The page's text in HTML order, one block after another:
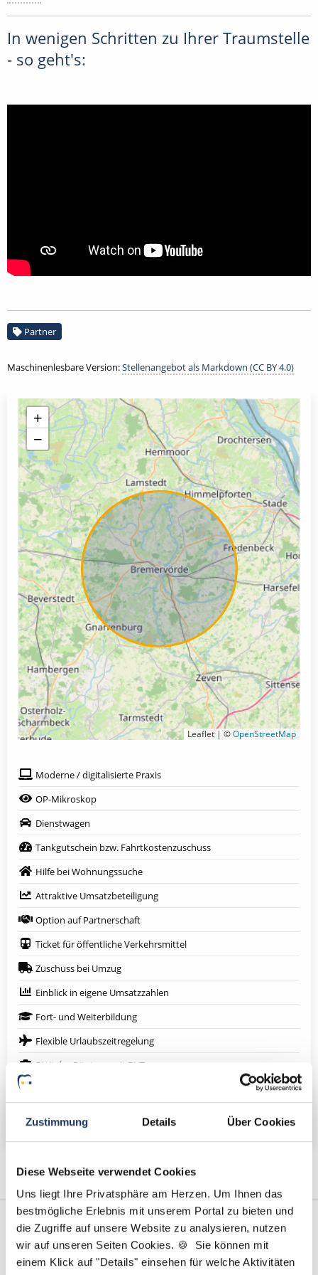
Zustimmung Details Über Cookies
Diese Webseite verwendet Cookies
Uns liegt Ihre Privatsphäre am Herzen. Um Ihnen das
bestmögliche Erlebnis mit unserem Portal zu bieten und
die Zugriffe auf unsere Website zu analysieren, nutzen
wir auf unseren Seiten Cookies. 🍪 Sie können mit
einem Klick auf "Details" einsehen für welche Aktivitäten
In wenigen Schritten zu Ihrer Traumstelle
- so geht's:
Partner
Maschinenlesbare Version:Stellenangebot als Markdown (CC BY 4.0)
+
−
Leaflet | ©OpenStreetMap
Moderne / digitalisierte Praxis
OP-Mikroskop
Dienstwagen
Tankgutschein bzw. Fahrtkostenzuschuss
Hilfe bei Wohnungssuche
Attraktive Umsatzbeteiligung
Option auf Partnerschaft
Ticket für öffentliche Verkehrsmittel
Zuschuss bei Umzug
Einblick in eigene Umsatzzahlen
Fort- und Weiterbildung
Flexible Urlaubszeitregelung
Digitales Röntgen mit DVT